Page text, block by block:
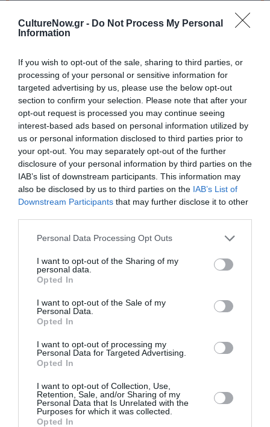
CultureNow.gr - Do Not Process My Personal
Information
If you wish to opt-out of the sale, sharing to third parties, or
processing of your personal or sensitive information for
targeted advertising by us, please use the below opt-out
section to confirm your selection. Please note that after your
opt-out request is processed you may continue seeing
interest-based ads based on personal information utilized by
us or personal information disclosed to third parties prior to
your opt-out. You may separately opt-out of the further
disclosure of your personal information by third parties on the
IAB’s list of downstream participants. This information may
also be disclosed by us to third parties on the IAB’s List of
Downstream Participants that may further disclose it to other
Personal Data Processing Opt Outs
I want to opt-out of the Sharing of my
personal data.
Opted In
I want to opt-out of the Sale of my
Personal Data.
Opted In
I want to opt-out of processing my
Personal Data for Targeted Advertising.
Opted In
I want to opt-out of Collection, Use,
Retention, Sale, and/or Sharing of my
Personal Data that Is Unrelated with the
Purposes for which it was collected.
Opted In
Πληροφορίες έκδοσης:
Εκδόσεις Επίκετρο, Σελίδες: 225,
Ακολουθήστε το Culturenow.gr στοGoogle News
μάθετε πρώτοι όλες τις ειδήσεις
Δείτε όλα τα τελευταία νέα
για την Τέχνη και τον
Πολιτισμό στοCulturenow.gr
Νέοι Διαγωνισμοί ❯
Tags
ΔΟΚΙΜΙΑ - ΜΕΛΕΤΕΣ
ΕΛΛΗΝΕΣ ΣΥΓΓΡΑΦΕΙΣ
ΖΩΓΡΑΦΙΚΗ
ΖΩΓΡΑΦΟΣ ΧΡΟΝΗΣ ΜΠΟΤΣΟΓΛΟΥ
Newsletter
την Τέχνη και τον Πολιτισμό!
Ακολουθήστε το Culturenow.gr